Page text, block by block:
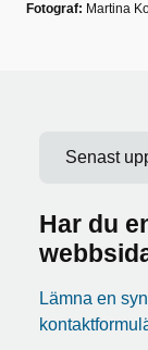
Fotograf: Martina
Senast
Har du
Lämna en